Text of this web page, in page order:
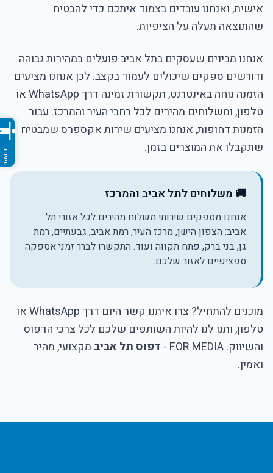
אישית, ואנחנו עובדים בצמוד איתכם כדי להבטיח
שהתוצאה תעלה על הציפיות.
אנחנו מבינים שעסקים בתל אביב פועלים במהירות גבוהה
ודורשים ספקים שיכולים לעמוד בקצב. לכן אנחנו מציעים
הזמנה נוחה באינטרנט, תקשורת זמינה דרך WhatsApp או
טלפון, ומשלוחים מהירים לכל רחבי העיר והמרכז. עבור
הזמנות דחופות, אנחנו מציעים שירות אקספרס שמבטיח
שתקבלו את המוצרים בזמן.
🚚 משלוחים לתל אביב והמרכז
אנחנו מספקים שירותי משלוח מהירים לכל אזורי תל
אביב: הצפון הישן, מרכז העיר, רמת אביב, גבעתיים, רמת
גן, בני ברק, פתח תקווה ועוד. התקשרו לברר זמני אספקה
ספציפיים לאזור שלכם.
מוכנים להתחיל? צרו איתנו קשר היום דרך WhatsApp או
טלפון, ותנו לנו להיות השותפים שלכם לכל צרכי הדפוס
והשיווק. FOR MEDIA -
דפוס תל אביבמקצועי, מהיר
ואמין.